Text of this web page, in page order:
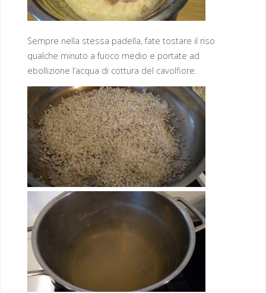
Sempre nella stessa padella, fate tostare il riso
qualche minuto a fuoco medio e portate ad
ebollizione l’acqua di cottura del cavolfiore.